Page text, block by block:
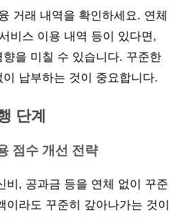
거래 내역을 확인하세요. 연체
비스 이용 내역 등이 있다면,
을 미칠 수 있습니다. 꾸준한
납부하는 것이 중요합니다.
단계
점수 개선 전략
비, 공과금 등을 연체 없이 꾸준
이라도 꾸준히 갚아나가는 것이